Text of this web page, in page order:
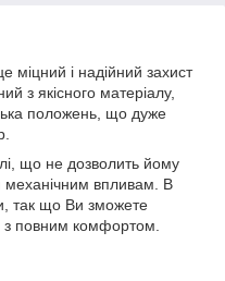
міцний і надійний захист
з якісного матеріалу,
положень, що дуже
що не дозволить йому
механічним впливам. В
так що Ви зможете
з повним комфортом.